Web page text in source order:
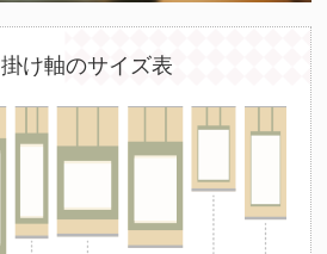
掛け軸のサイズ表